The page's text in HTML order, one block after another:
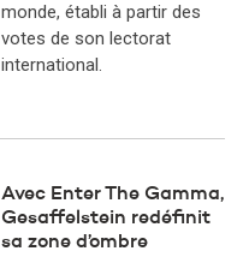
monde, établi à partir des
votes de son lectorat
international.
Avec Enter The Gamma,
Gesaffelstein redéfinit
sa zone d’ombre